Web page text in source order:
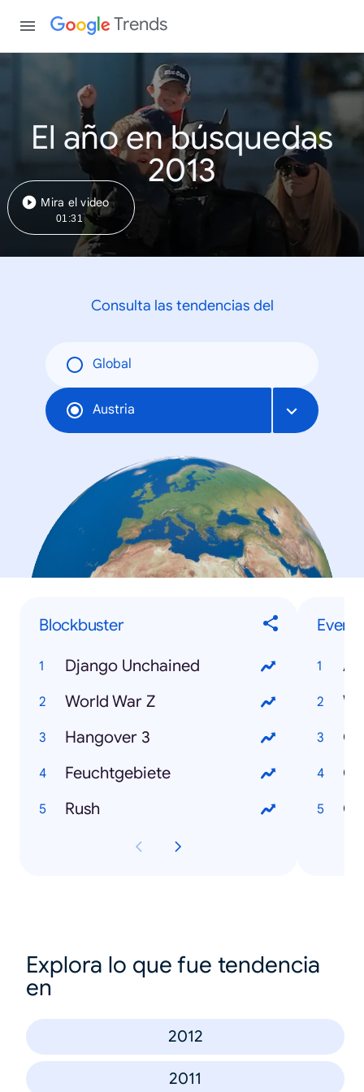
Trends
El año en búsquedas
2013
Mira el video
01:31
Consulta las tendencias del
Global
Austria
Blockbuster
Django Unchained
World War Z
Hangover 3
Feuchtgebiete
Rush
Explora lo que fue tendencia
en
2012
2011